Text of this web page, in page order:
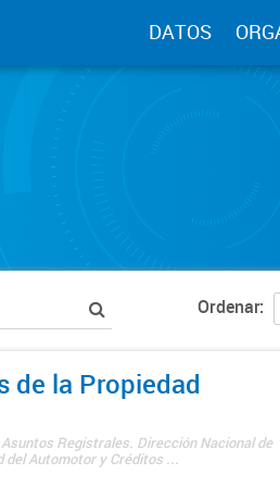
DATOS
Ordenar
de la Propiedad
Registrales. Dirección Nacional de
del Automotor y Créditos ...